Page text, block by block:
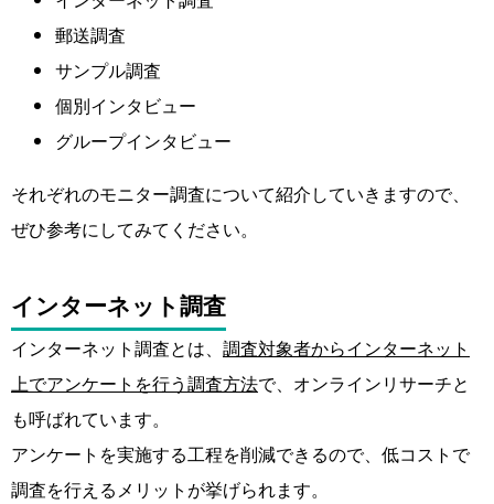
郵送調査
サンプル調査
個別インタビュー
グループインタビュー
それぞれのモニター調査について紹介していきますので、
ぜひ参考にしてみてください。
インターネット調査
インターネット調査とは、 調査対象者からインターネット
上でアンケートを行う調査方法で、オンラインリサーチと
も呼ばれています。
アンケートを実施する工程を削減できるので、低コストで
調査を行えるメリットが挙げられます。